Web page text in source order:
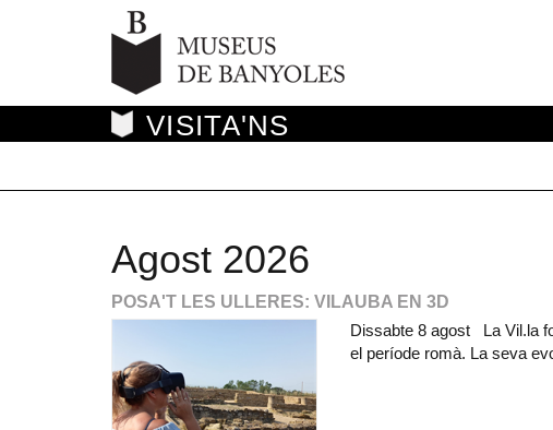
VISITA'NS
Agost 2026
POSA'T LES ULLERES: VILAUBA EN 3D
Dissabte 8 agost La Vil.la
el període romà. La seva